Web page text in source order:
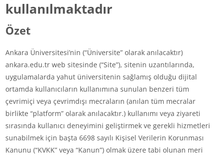
kullanılmaktadır
Özet
Ankara Üniversitesi’nin (“Üniversite” olarak anılacaktır)
ankara.edu.tr web sitesinde (“Site”), sitenin uzantılarında,
uygulamalarda yahut üniversitenin sağlamış olduğu dijital
ortamda kullanıcıların kullanımına sunulan benzeri tüm
çevrimiçi veya çevrimdışı mecraların (anılan tüm mecralar
birlikte “platform” olarak anılacaktır.) kullanımı veya ziyareti
sırasında kullanıcı deneyimini geliştirmek ve gerekli hizmetleri
sunabilmek için başta 6698 sayılı Kişisel Verilerin Korunması
Kanunu (“KVKK” veya “Kanun”) olmak üzere tabi olunan meri